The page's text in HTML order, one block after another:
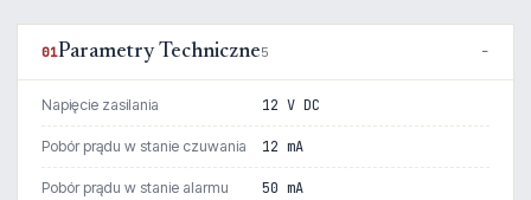
01Parametry Techniczne5
Napięcie zasilania 12 V DC
Pobór prądu w stanie czuwania 12 mA
Pobór prądu w stanie alarmu 50 mA